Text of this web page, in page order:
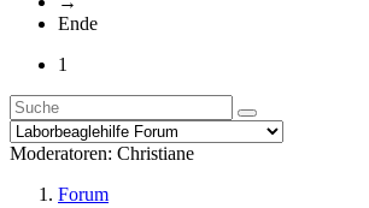
Ende
1
Moderatoren: Christiane
Forum